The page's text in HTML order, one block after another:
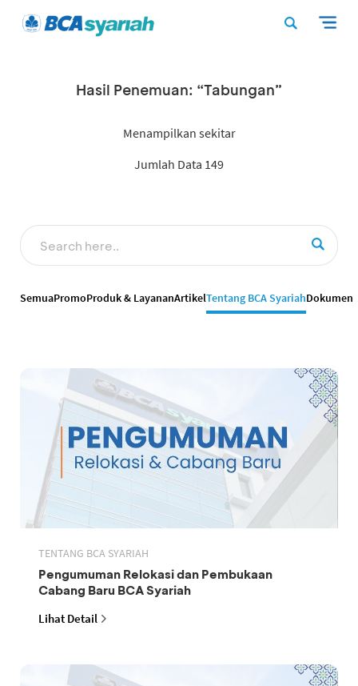
Hasil Penemuan: “Tabungan”
Menampilkan sekitar
Jumlah Data 149
SemuaPromoProduk & LayananArtikelTentang BCA SyariahDokumen
TENTANG BCA SYARIAH
Pengumuman Relokasi dan Pembukaan
Cabang Baru BCA Syariah
Lihat Detail